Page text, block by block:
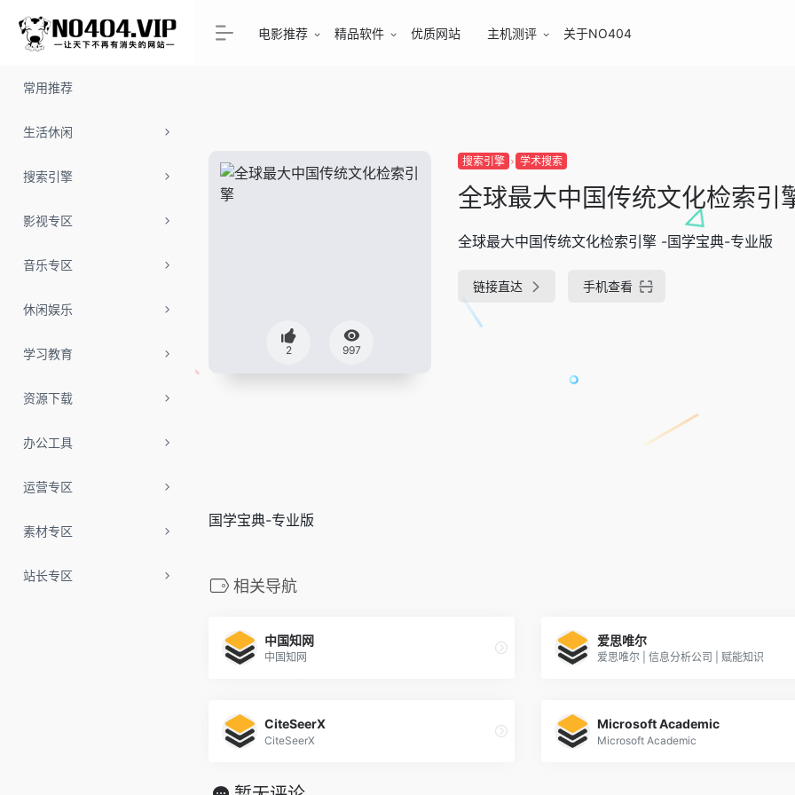
常用推荐
生活休闲
搜索引擎
影视专区
音乐专区
休闲娱乐
学习教育
资源下载
办公工具
运营专区
素材专区
站长专区
电影推荐 精品软件 优质网站 主机测评 关于NO404
2 997
搜索引擎 学术搜索
全球最大中国传统文化检索引
全球最大中国传统文化检索引擎 -国学宝典-专业版
链接直达 手机查看
国学宝典-专业版
相关导航
中国知网
中国知网
爱思唯尔
爱思唯尔 | 信息分析公司 | 赋能知识
CiteSeerX
CiteSeerX
Microsoft Academic
Microsoft Academic